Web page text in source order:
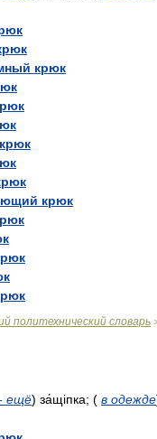
крюк
крюк
политехнический словарь
ещё) за́щіпка; ( в одежде